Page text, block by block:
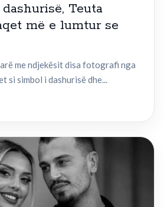
Teuta
më e lumtur se
me ndjekësit disa fotografi nga
si simbol i dashurisë dhe...